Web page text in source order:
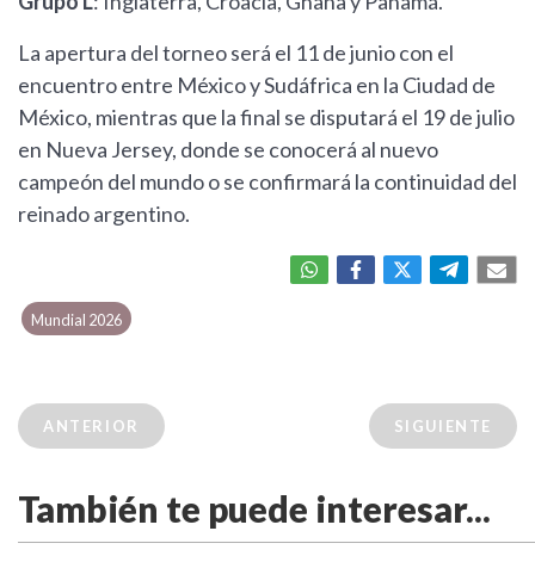
La apertura del torneo será el 11 de junio con el
encuentro entre México y Sudáfrica en la Ciudad de
México, mientras que la final se disputará el 19 de julio
en Nueva Jersey, donde se conocerá al nuevo
campeón del mundo o se confirmará la continuidad del
reinado argentino.
Mundial 2026
ANTERIOR SIGUIENTE
También te puede interesar...